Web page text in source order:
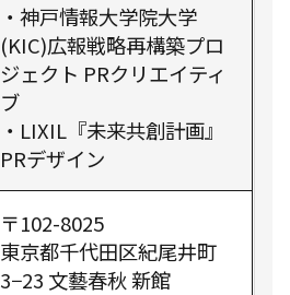
・神戸情報大学院大学
(KIC)広報戦略再構築プロ
ジェクト PRクリエイティ
ブ
・LIXIL『未来共創計画』
PRデザイン
〒102-8025
東京都千代田区紀尾井町
3−23 文藝春秋 新館